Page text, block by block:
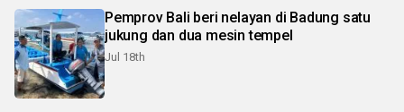
Pemprov Bali beri nelayan di Badung satu
jukung dan dua mesin tempel
Jul 18th